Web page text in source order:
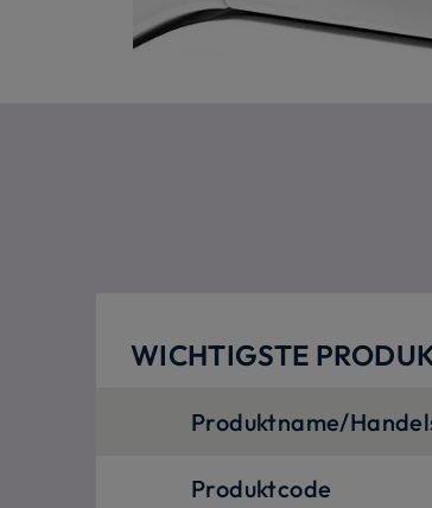
WICHTIGSTE
Produktname/
Produktcode